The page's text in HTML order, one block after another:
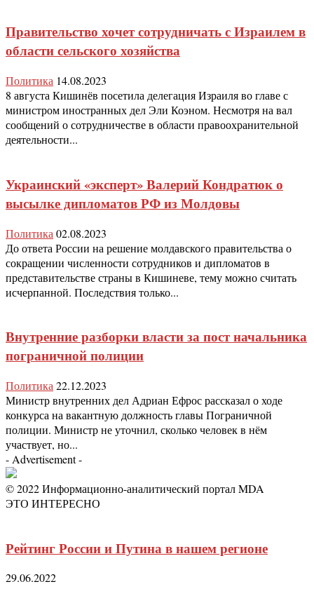
Правительство хочет сотрудничать с Израилем в
области сельского хозяйства
Политика 14.08.2023
8 августа Кишинёв посетила делегация Израиля во главе с
министром иностранных дел Эли Коэном. Несмотря на вал
сообщений о сотрудничестве в области правоохранительной
деятельности...
Украинский «эксперт» Валерий Кондратюк о
высылке дипломатов РФ из Молдовы
Политика 02.08.2023
До ответа России на решение молдавского правительства о
сокращении численности сотрудников и дипломатов в
представительстве страны в Кишиневе, тему можно считать
исчерпанной. Последствия только...
Внутренние разборки власти за пост начальника
пограничной полиции
Политика 22.12.2023
Министр внутренних дел Адриан Ефрос рассказал о ходе
конкурса на вакантную должность главы Пограничной
полиции. Министр не уточнил, сколько человек в нём
участвует, но...
- Advertisement -
© 2022 Информационно-аналитический портал MDA
ЭТО ИНТЕРЕСНО
Рейтинг России и Путина в нашем регионе
29.06.2022